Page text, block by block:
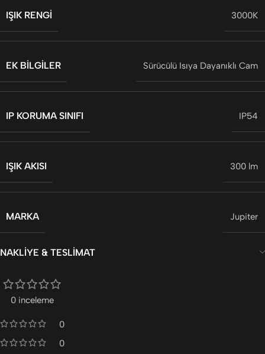
IŞIK RENGI 3000K
EK BILGILER Sürücülü Isıya Dayanıklı Cam
IP KORUMA SINIFI IP54
IŞIK AKISI 300 lm
MARKA Jupiter
NAKLIYE & TESLIMAT
0 inceleme
0
0